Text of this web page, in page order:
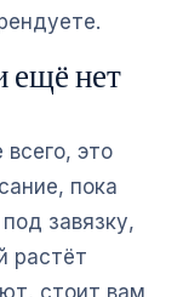
ещё нет
это
пока
завязку,
растёт
стоит вам